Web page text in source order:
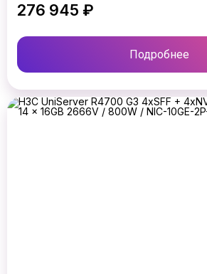
276 945 ₽
Подробнее